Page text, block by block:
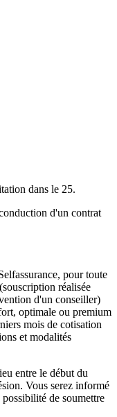
dans le 25.
d'un contrat
pour toute
réalisée
d'un conseiller)
optimale ou premium
mois de cotisation
et modalités
entre le début du
Vous serez informé
de soumettre